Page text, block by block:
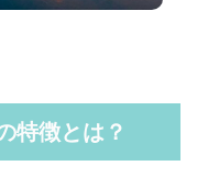
特徴とは？